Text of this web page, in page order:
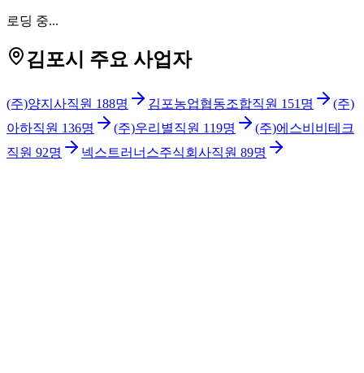
로딩 중...
김포시 주요 사업자
(주)양지사직원 188명 김포농업협동조합직원 151 명
(주)
아하직원 136명 (주)우리별직원 119명
(주)에스비비테크
직원 92명 넥스트러너스주식회사직원 89명